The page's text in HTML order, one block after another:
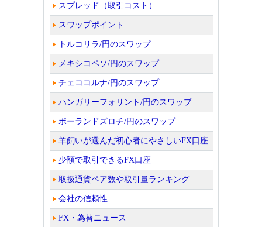
スプレッド（取引コスト）
スワップポイント
トルコリラ/円のスワップ
メキシコペソ/円のスワップ
チェココルナ/円のスワップ
ハンガリーフォリント/円のスワップ
ポーランドズロチ/円のスワップ
羊飼いが選んだ初心者にやさしいFX口座
少額で取引できるFX口座
取扱通貨ペア数や取引量ランキング
会社の信頼性
FX・為替ニュース